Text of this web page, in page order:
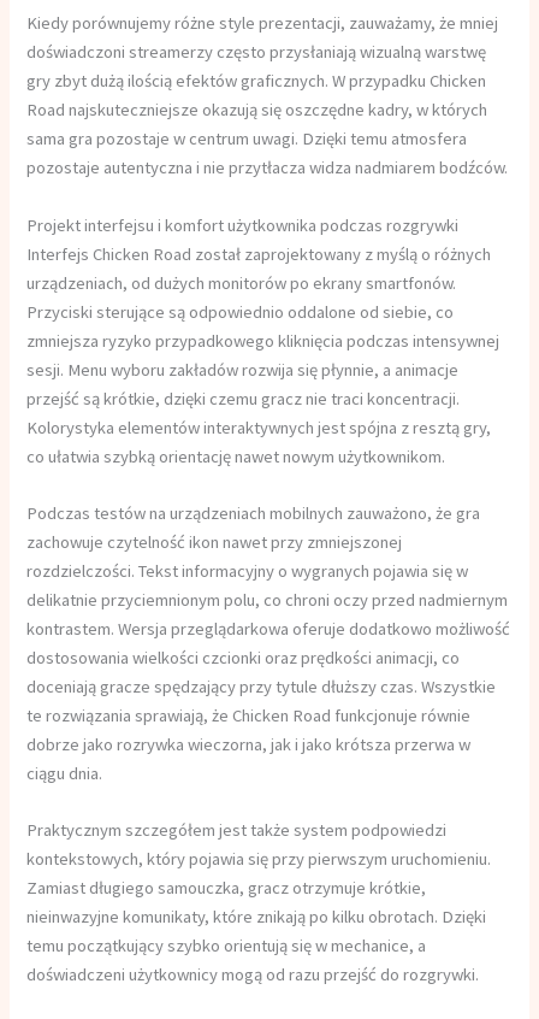
Kiedy porównujemy różne style prezentacji, zauważamy, że mniej
doświadczoni streamerzy często przysłaniają wizualną warstwę
gry zbyt dużą ilością efektów graficznych. W przypadku Chicken
Road najskuteczniejsze okazują się oszczędne kadry, w których
sama gra pozostaje w centrum uwagi. Dzięki temu atmosfera
pozostaje autentyczna i nie przytłacza widza nadmiarem bodźców.
Projekt interfejsu i komfort użytkownika podczas rozgrywki
Interfejs Chicken Road został zaprojektowany z myślą o różnych
urządzeniach, od dużych monitorów po ekrany smartfonów.
Przyciski sterujące są odpowiednio oddalone od siebie, co
zmniejsza ryzyko przypadkowego kliknięcia podczas intensywnej
sesji. Menu wyboru zakładów rozwija się płynnie, a animacje
przejść są krótkie, dzięki czemu gracz nie traci koncentracji.
Kolorystyka elementów interaktywnych jest spójna z resztą gry,
co ułatwia szybką orientację nawet nowym użytkownikom.
Podczas testów na urządzeniach mobilnych zauważono, że gra
zachowuje czytelność ikon nawet przy zmniejszonej
rozdzielczości. Tekst informacyjny o wygranych pojawia się w
delikatnie przyciemnionym polu, co chroni oczy przed nadmiernym
kontrastem. Wersja przeglądarkowa oferuje dodatkowo możliwość
dostosowania wielkości czcionki oraz prędkości animacji, co
doceniają gracze spędzający przy tytule dłuższy czas. Wszystkie
te rozwiązania sprawiają, że Chicken Road funkcjonuje równie
dobrze jako rozrywka wieczorna, jak i jako krótsza przerwa w
ciągu dnia.
Praktycznym szczegółem jest także system podpowiedzi
kontekstowych, który pojawia się przy pierwszym uruchomieniu.
Zamiast długiego samouczka, gracz otrzymuje krótkie,
nieinwazyjne komunikaty, które znikają po kilku obrotach. Dzięki
temu początkujący szybko orientują się w mechanice, a
doświadczeni użytkownicy mogą od razu przejść do rozgrywki.